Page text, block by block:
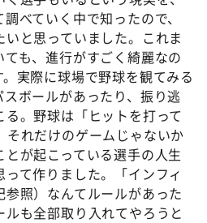
べていく中で知ったので、
と思っていました。これま
も、進行がすごく綺麗なの
実際に球場で野球を観てみる
ボールがあったり、振り逃
。野球は「ヒットを打って
れだけのゲームじゃないか
が起こっている選手の人生
て作りました。「インフィ
照）なんてルールがあった
も全部取り入れてやろうと